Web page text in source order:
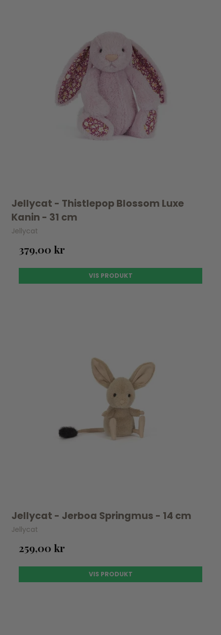
Jellycat - Thistlepop Blossom Luxe
Kanin - 31 cm
Jellycat
379,00 kr
VIS PRODUKT
Jellycat - Jerboa Springmus - 14 cm
Jellycat
259,00 kr
VIS PRODUKT